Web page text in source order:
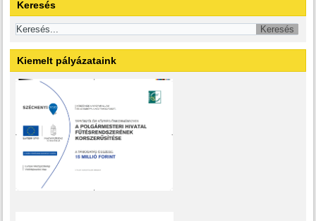
Keresés
Kiemelt pályázataink